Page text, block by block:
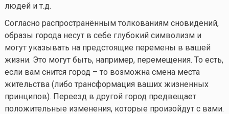
людей и т.д.
Согласно распространённым толкованиям сновидений,
образы города несут в себе глубокий символизм и
могут указывать на предстоящие перемены в вашей
жизни. Это могут быть, например, перемещения. То есть,
если вам снится город – то возможна смена места
жительства (либо трансформация ваших жизненных
принципов). Переезд в другой город предвещает
положительные изменения, которые произойдут с вами.